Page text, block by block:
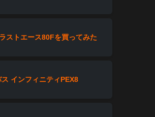
ストエース80Fを買ってみた
インフィニティPEX8